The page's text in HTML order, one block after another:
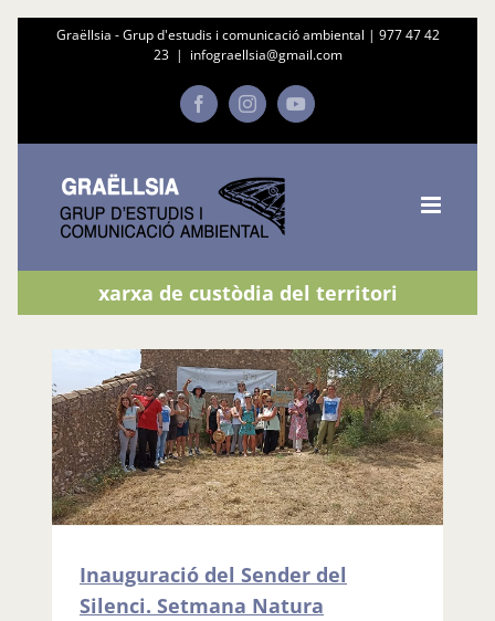
Graëllsia - Grup d'estudis i comunicació ambiental | 977 47 42
23 | infograellsia@gmail.com
FacebookInstagramYouTube
xarxa de custòdia del territori
Inauguració del Sender del
Silenci. Setmana Natura